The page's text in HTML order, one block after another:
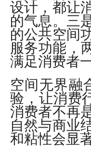
设计，都让
的气息。三
的公共空间
服务功能，
满足消费者
空间无界融
验，让消费
消费者不再
自然与商业
和粘性会显